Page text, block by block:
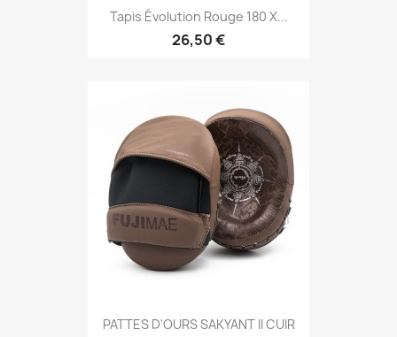
Aperçu rapide
Tapis Évolution Rouge 180 X...
26,50 €
Aperçu rapide
PATTES D'OURS SAKYANT II CUIR